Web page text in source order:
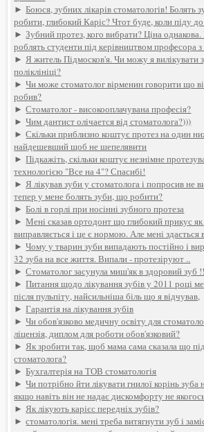
►Боюся, зубних лікарів стоматологів!
робити, глибокий Каріс? Чтот буде, коли піду
►Зубний протез, кого вибрати? Ціна
роблять студенти під керівництвом професора
►Я житель Підмосков'я. Чи можу я вилікувати
поліклініці?
►Чи може стоматолог вірменин говорити що
робив?
►Стоматолог - високооплачувана професія?
►Чим дантист олічается від стоматолога?)))
►Скільки приблизно коштує протез на один
найдешевший щоб не шепелявити
►Підкажіть, скільки коштує незнімне
технологією "Все на 4"? Спасибі!
►Я лікував зуби у стоматолога і попросив не
тепер у мене болять зуби, що робити?
►Болі в горлі при носінні зубного протеза
►Мені сказав ортодонт що глибокий прикус
виправляється і це є нормою. Але мені здається
►Чому у тварин зуби випадають постійно і
32 зуба на все життя. Випали - протезіруют ..
►Стоматолог засунула миш'як в здоровий
►Питання щодо лікування зубів у 2011 році
після пульпіту, найсильніша біль що я відчував,
►Гарантія на лікування зубів
►Чи обов'язково медичну освіту для
ліцензія, диплом для роботи обов'язковий?
►Як зробити так, щоб мама сама сказала що
стоматолога?
►Бухгалтерія на ТОВ стоматологія
►Чи потрібно йти лікувати гнилої корінь
якщо навіть він не надає дискомфорту не
►Як лікують карієс передніх зубів?
►стоматологія. мені треба витягнути зуб і